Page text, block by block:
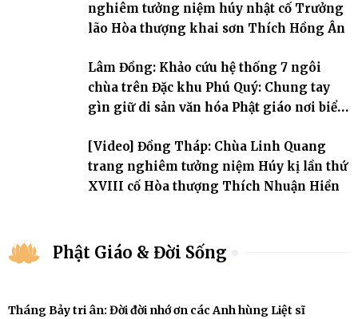
nghiêm tưởng niệm húy nhật cố Trưởng
lão Hòa thượng khai sơn Thích Hồng Ân
Lâm Đồng: Khảo cứu hệ thống 7 ngôi
chùa trên Đặc khu Phú Quý: Chung tay
gìn giữ di sản văn hóa Phật giáo nơi biển
[Video] Đồng Tháp: Chùa Linh Quang
trang nghiêm tưởng niệm Húy kị lần thứ
XVIII cố Hòa thượng Thích Nhuận Hiền
Phật Giáo & Đời Sống
Tháng Bảy tri ân: Đời đời nhớ ơn các Anh hùng Liệt sĩ